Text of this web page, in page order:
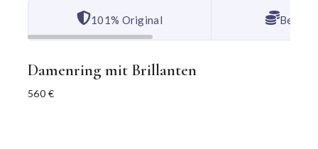
101% Original Bester
Damenring mit Brillanten
560 €